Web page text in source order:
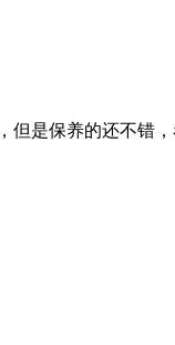
是保养的还不错